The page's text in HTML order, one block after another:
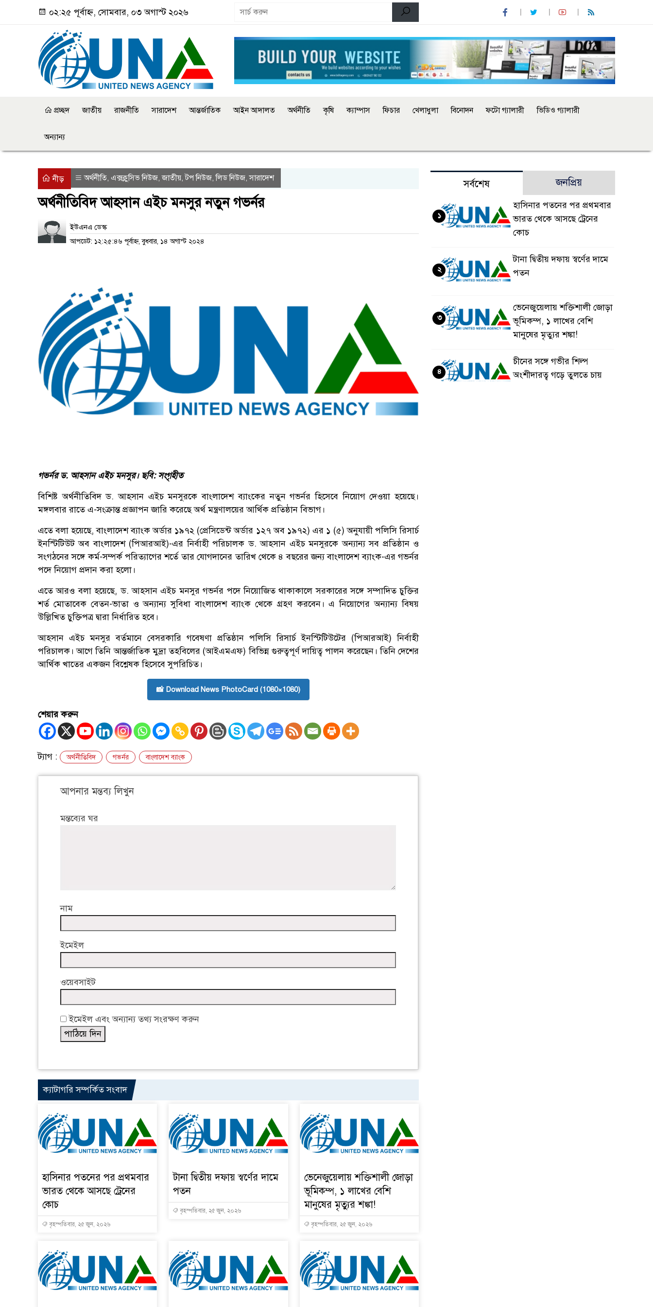
০২:২৫ পূর্বাহ্ন, সোমবার, ০৩ অগাস্ট ২০২৬
প্রচ্ছদ জাতীয় রাজনীতি সারাদেশ আন্তর্জাতিক আইন আদালত অর্থনীতি কৃষি ক্যাম্পাস ফিচার খেলাধুলা বিনোদন ফটো গ্যালারী ভিডিও গ্যালারী
অন্যান্য
নীড় অর্থনীতি এক্সক্লুসিভ নিউজ ,জাতীয় ,টপ নিউজ ,লিড নিউজ ,সারাদেশ
অর্থনীতিবিদ আহসান এইচ মনসুর নতুন গভর্নর
ইউএনএ ডেস্ক
আপডেট: ১২:২৫:৪৬ পূর্বাহ্ন, বুধবার, ১৪ অগাস্ট ২০২৪
গভর্নর ড. আহসান এইচ মনসুর। ছবি: সংগৃহীত
বিশিষ্ট অর্থনীতিবিদ ড. আহসান এইচ মনসুরকে বাংলাদেশ ব্যাংকের নতুন গভর্নর হিসেবে নিয়োগ দেওয়া হয়েছে।
মঙ্গলবার রাতে এ-সংক্রান্ত প্রজ্ঞাপন জারি করেছে অর্থ মন্ত্রণালয়ের আর্থিক প্রতিষ্ঠান বিভাগ।
এতে বলা হয়েছে, বাংলাদেশ ব্যাংক অর্ডার ১৯৭২ (প্রেসিডেন্ট অর্ডার ১২৭ অব ১৯৭২) এর ১ (৫) অনুযায়ী পলিসি রিসার্চ
ইনস্টিটিউট অব বাংলাদেশ (পিআরআই)-এর নির্বাহী পরিচালক ড. আহসান এইচ মনসুরকে অন্যান্য সব প্রতিষ্ঠান ও
সংগঠনের সঙ্গে কর্ম-সম্পর্ক পরিত্যাগের শর্তে তার যোগদানের তারিখ থেকে ৪ বছরের জন্য বাংলাদেশ ব্যাংক-এর গভর্নর
পদে নিয়োগ প্রদান করা হলো।
এতে আরও বলা হয়েছে, ড. আহসান এইচ মনসুর গভর্নর পদে নিয়োজিত থাকাকালে সরকারের সঙ্গে সম্পাদিত চুক্তির
শর্ত মোতাবেক বেতন-ভাতা ও অন্যান্য সুবিধা বাংলাদেশ ব্যাংক থেকে গ্রহণ করবেন। এ নিয়োগের অন্যান্য বিষয়
উল্লিখিত চুক্তিপত্র দ্বারা নির্ধারিত হবে।
আহসান এইচ মনসুর বর্তমানে বেসরকারি গবেষণা প্রতিষ্ঠান পলিসি রিসার্চ ইনস্টিটিউটের (পিআরআই) নির্বাহী
পরিচালক। আগে তিনি আন্তর্জাতিক মুদ্রা তহবিলের (আইএমএফ) বিভিন্ন গুরুত্বপূর্ণ দায়িত্ব পালন করেছেন। তিনি দেশের
আর্থিক খাতের একজন বিশ্লেষক হিসেবে সুপরিচিত।
📸 Download News PhotoCard (1080×1080)
শেয়ার করুন
ট্যাগ : অর্থনীতিবিদ গভর্নর বাংলাদেশ ব্যাংক
আপনার মন্তব্য লিখুন
মন্তব্যের ঘর
নাম
ইমেইল
ওয়েবসাইট
ইমেইল এবং অন্যান্য তথ্য সংরক্ষণ করুন
ক্যাটাগরি সম্পর্কিত সংবাদ
হাসিনার পতনের পর প্রথমবার
ভারত থেকে আসছে ট্রেনের
কোচ
বৃহস্পতিবার, ২৫ জুন, ২০২৬
টানা দ্বিতীয় দফায় স্বর্ণের দামে
পতন
বৃহস্পতিবার, ২৫ জুন, ২০২৬
ভেনেজুয়েলায় শক্তিশালী জোড়া
ভূমিকম্প, ১ লাখের বেশি
মানুষের মৃত্যুর শঙ্কা!
বৃহস্পতিবার, ২৫ জুন, ২০২৬
সর্বশেষ জনপ্রিয়
হাসিনার পতনের পর প্রথমবার
ভারত থেকে আসছে ট্রেনের
কোচ
১
টানা দ্বিতীয় দফায় স্বর্ণের দামে
পতন
২
ভেনেজুয়েলায় শক্তিশালী জোড়া
ভূমিকম্প, ১ লাখের বেশি
মানুষের মৃত্যুর শঙ্কা!
৩
চীনের সঙ্গে গভীর শিল্প
অংশীদারত্ব গড়ে তুলতে চায়
৪